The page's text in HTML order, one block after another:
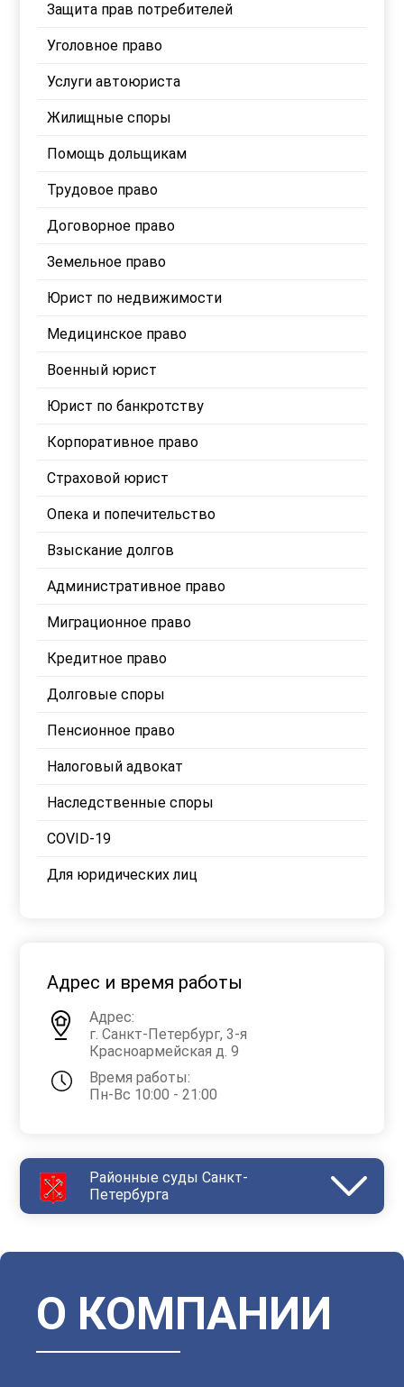
Защита прав потребителей
Уголовное право
Услуги автоюриста
Жилищные споры
Помощь дольщикам
Трудовое право
Договорное право
Земельное право
Юрист по недвижимости
Медицинское право
Военный юрист
Юрист по банкротству
Корпоративное право
Страховой юрист
Опека и попечительство
Взыскание долгов
Административное право
Миграционное право
Кредитное право
Долговые споры
Пенсионное право
Налоговый адвокат
Наследственные споры
COVID-19
Для юридических лиц
Адрес и время работы
Адрес:
г. Санкт-Петербург, 3-я
Красноармейская д. 9
Время работы:
Пн-Вс 10:00 - 21:00
Районные суды Санкт-
Петербурга
Московский
Невский Октябрьский
Петроградский
Петродворцовый
Приморский Пушкинский
Сестрорецкий
Смольнинский
О КОМПАНИИ